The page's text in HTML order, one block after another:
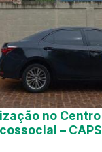
no Centro
– CAPS